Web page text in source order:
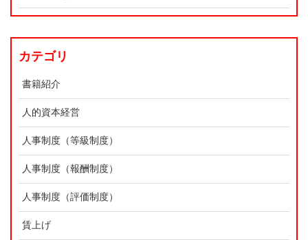
カテゴリ
書籍紹介
人的資本経営
人事制度（等級制度）
人事制度（報酬制度）
人事制度（評価制度）
賃上げ